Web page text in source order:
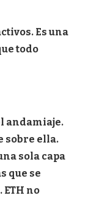
Es una
todo
andamiaje.
sobre ella.
sola capa
que se
no